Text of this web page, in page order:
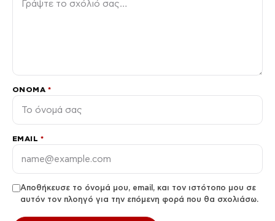
ΌΝΟΜΑ *
EMAIL *
Αποθήκευσε το όνομά μου, email, και τον ιστότοπο μου σε
αυτόν τον πλοηγό για την επόμενη φορά που θα σχολιάσω.